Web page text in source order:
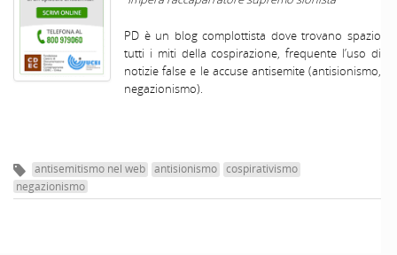
PD è un blog complottista dove trovano spazio
tutti i miti della cospirazione, frequente l’uso di
notizie false e le accuse antisemite (antisionismo,
negazionismo).
antisemitismo nel web antisionismo
cospirativismo
negazionismo